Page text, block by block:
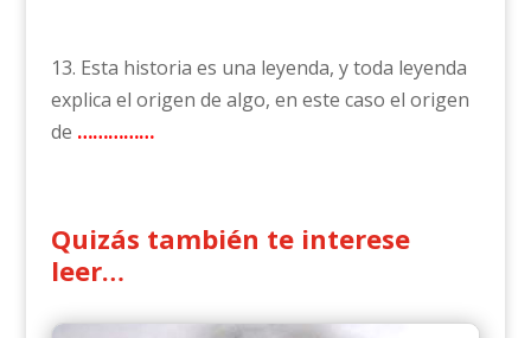
13. Esta historia es una leyenda, y toda leyenda
explica el origen de algo, en este caso el origen
de ……………
Quizás también te interese
leer…